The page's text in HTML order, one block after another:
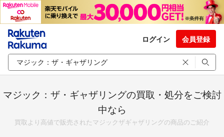
ログイン 会員登録
マジック：ザ・ギャザリングの買取・処分をご検討
中なら
買取より高値で販売されたマジックザギャザリングの商品のご紹介